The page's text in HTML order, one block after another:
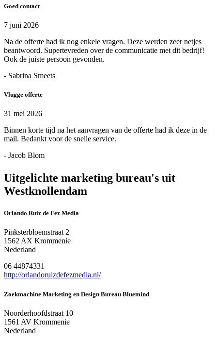
Goed contact
7 juni 2026
Na de offerte had ik nog enkele vragen. Deze werden zeer netjes
beantwoord. Supertevreden over de communicatie met dit bedrijf!
Ook de juiste persoon gevonden.
- Sabrina Smeets
Vlugge offerte
31 mei 2026
Binnen korte tijd na het aanvragen van de offerte had ik deze in de
mail. Bedankt voor de snelle service.
- Jacob Blom
Uitgelichte marketing bureau's uit
Westknollendam
Orlando Ruiz de Fez Media
Pinksterbloemstraat 2
1562 AX Krommenie
Nederland
06 44874331
http://orlandoruizdefezmedia.nl/
Zoekmachine Marketing en Design Bureau Bluemind
Noorderhoofdstraat 10
1561 AV Krommenie
Nederland